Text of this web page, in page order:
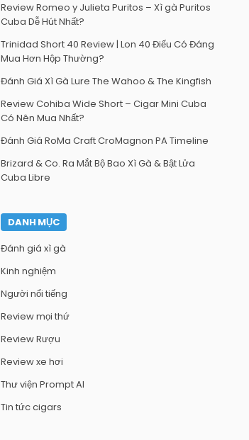
Review Romeo y Julieta Puritos – Xì gà Puritos
Cuba Dễ Hút Nhất?
Trinidad Short 40 Review | Lon 40 Điếu Có Đáng
Mua Hơn Hộp Thường?
Đánh Giá Xì Gà Lure The Wahoo & The Kingfish
Review Cohiba Wide Short – Cigar Mini Cuba
Có Nên Mua Nhất?
Đánh Giá RoMa Craft CroMagnon PA Timeline
Brizard & Co. Ra Mắt Bộ Bao Xì Gà & Bật Lửa
Cuba Libre
DANH MỤC
Đánh giá xì gà
Kinh nghiệm
Người nổi tiếng
Review mọi thứ
Review Rượu
Review xe hơi
Thư viện Prompt AI
Tin tức cigars